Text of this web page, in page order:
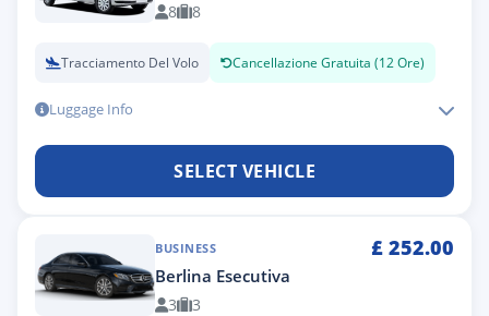
8 8
Tracciamento Del Volo Cancellazione Gratuita (12 Ore)
Luggage Info
SELECT VEHICLE
BUSINESS £ 252.00
Berlina Esecutiva
3 3